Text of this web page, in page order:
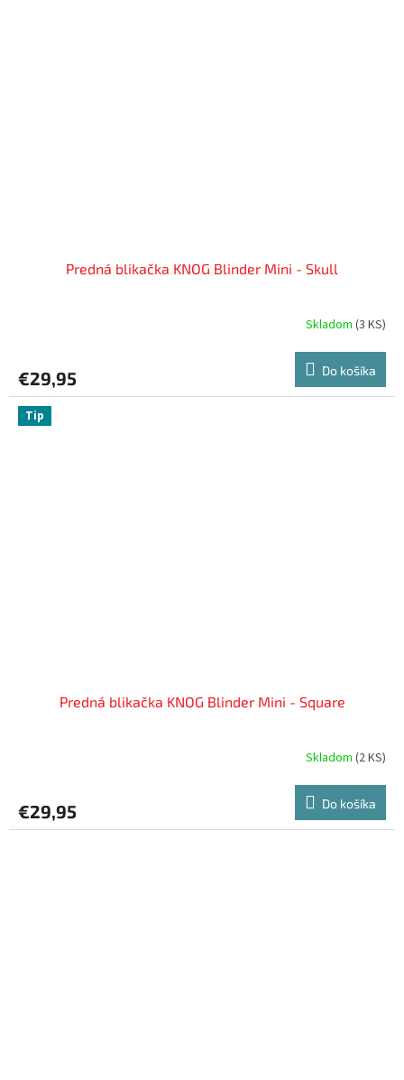
Predná blikačka KNOG Blinder Mini - Skull
Skladom (3 KS)
€29,95 Do košíka
Tip
Predná blikačka KNOG Blinder Mini - Square
Skladom (2 KS)
€29,95 Do košíka